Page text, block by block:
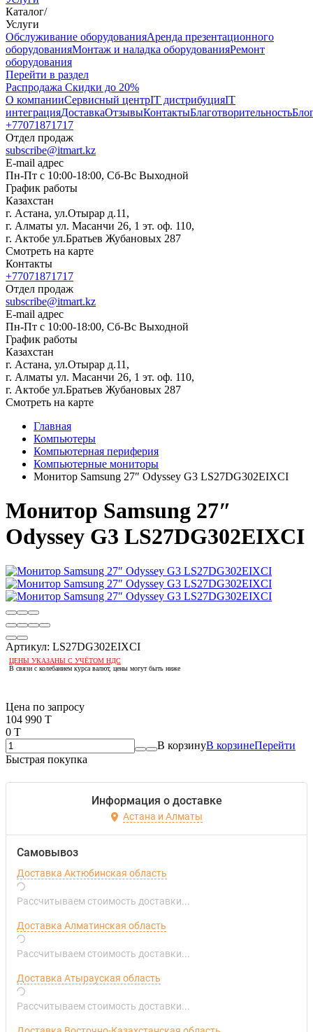
Каталог/
Услуги
Oбслуживание оборудованияАренда презентационного
оборудованияМонтаж и наладка оборудованияРемонт
оборудования
Перейти в раздел
Распродажа Скидки до 20%
О компанииСервисный центрIT дистрибуцияIT
интеграцияДоставкаОтзывыКонтактыБлаготворительность
+77071871717
Отдел продаж
subscribe@itmart.kz
E-mail адрес
Пн-Пт с 10:00-18:00, Сб-Вс Выходной
График работы
Казахстан
г. Астана, ул.Отырар д.11,
г. Алматы ул. Масанчи 26, 1 эт. оф. 110,
г. Актобе ул.Братьев Жубановых 287
Смотреть на карте
Контакты
+77071871717
Отдел продаж
subscribe@itmart.kz
E-mail адрес
Пн-Пт с 10:00-18:00, Сб-Вс Выходной
График работы
Казахстан
г. Астана, ул.Отырар д.11,
г. Алматы ул. Масанчи 26, 1 эт. оф. 110,
г. Актобе ул.Братьев Жубановых 287
Смотреть на карте
Главная
Компьютеры
Компьютерная периферия
Компьютерные мониторы
Монитор Samsung 27″ Odyssey G3 LS27DG302EIXCI
Монитор Samsung 27″
Odyssey G3 LS27DG302EIXCI
Артикул: LS27DG302EIXCI
ЦЕНЫ УКАЗАНЫ С УЧЁТОМ НДС
В связи с колебанием курса валют, цены могут быть ниже
Цена по запросу
104 990 T
0 T
В корзинуВ корзинеПерейти
Быстрая покупка
Информация о доставке
Астана и Алматы
Самовывоз
Доставка Актюбинская область
Рассчитываем стоимость доставки...
Доставка Алматинская область
Рассчитываем стоимость доставки...
Доставка Атырауская область
Рассчитываем стоимость доставки...